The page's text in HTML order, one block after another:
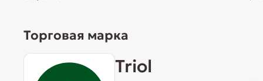
Торговая марка
Triol